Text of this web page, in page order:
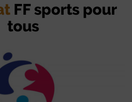
FF sports pour
tous